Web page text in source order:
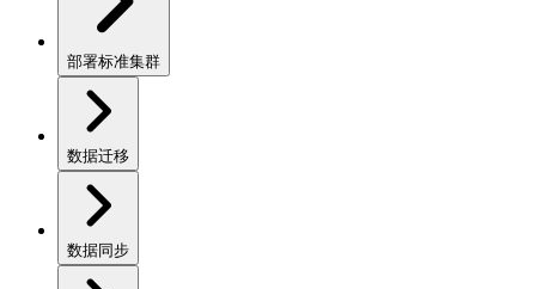
部署标准集群
数据迁移
数据同步